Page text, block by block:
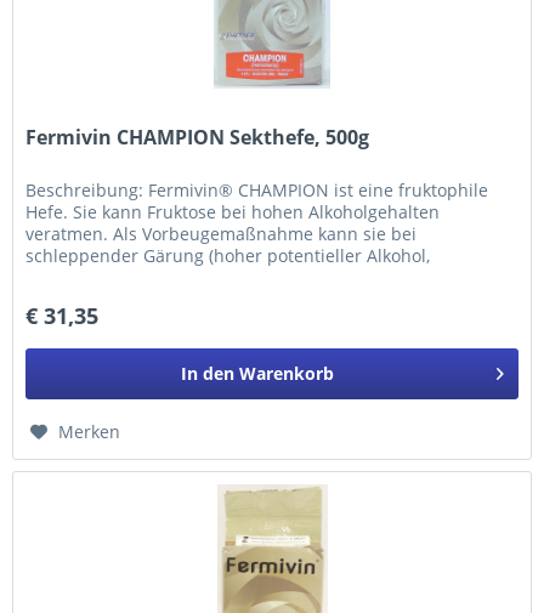
Fermivin CHAMPION Sekthefe, 500g
Beschreibung: Fermivin® CHAMPION ist eine fruktophile
Hefe. Sie kann Fruktose bei hohen Alkoholgehalten
veratmen. Als Vorbeugemaßnahme kann sie bei
schleppender Gärung (hoher potentieller Alkohol,
€ 31,35
In den Warenkorb
Merken